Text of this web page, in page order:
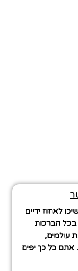
לאחוז ידיים
בכל הברכות
עולמים,
כל כך יפים